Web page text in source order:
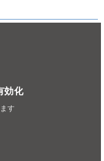
効化
す